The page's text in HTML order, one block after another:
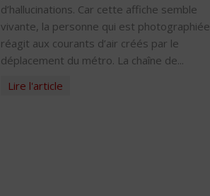
d’hallucinations. Car cette affiche semble
vivante, la personne qui est photographiée
réagit aux courants d’air créés par le
déplacement du métro. La chaîne de...
Lire l'article